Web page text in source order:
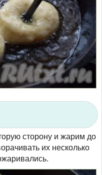
сторону и жарим до
их несколько